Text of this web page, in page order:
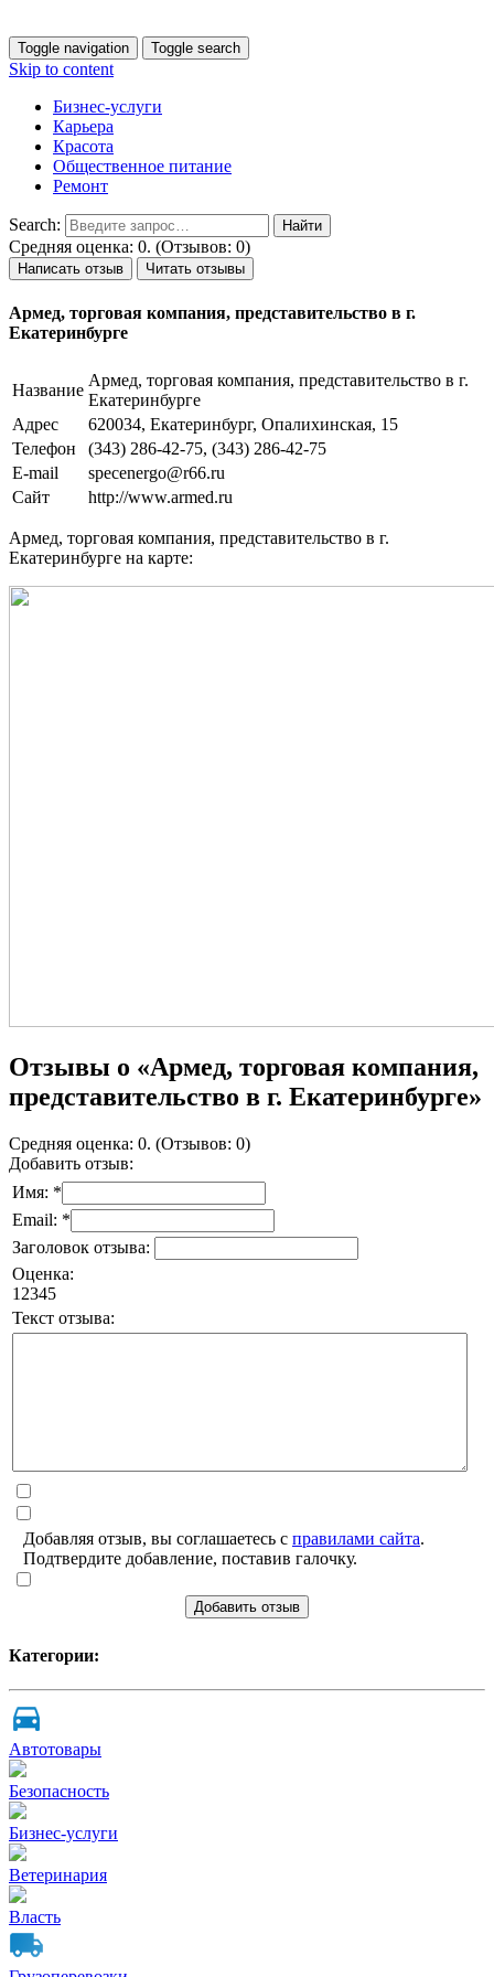
Toggle navigation Toggle search
Skip to content
Бизнес-услуги
Карьера
Красота
Общественное питание
Ремонт
Search:
Средняя оценка: 0. (Отзывов: 0)
Написать отзыв Читать отзывы
Армед, торговая компания, представительство в г.
Екатеринбурге
Название
Армед, торговая компания, представительство в г.
Екатеринбурге
Адрес
620034, Екатеринбург, Опалихинская, 15
Телефон
(343) 286-42-75, (343) 286-42-75
E-mail
specenergo@r66.ru
Сайт
http://www.armed.ru
Армед, торговая компания, представительство в г.
Екатеринбурге на карте:
Отзывы о «Армед, торговая компания,
представительство в г. Екатеринбурге»
Средняя оценка: 0. (Отзывов: 0)
Добавить отзыв:
Имя: *
Email: *
Заголовок отзыва:
Оценка:
1 2345
Текст отзыва:
Добавляя отзыв, вы соглашаетесь с правилами сайта.
Подтвердите добавление, поставив галочку.
Добавить отзыв
Категории:
Автотовары
Безопасность
Бизнес-услуги
Ветеринария
Власть